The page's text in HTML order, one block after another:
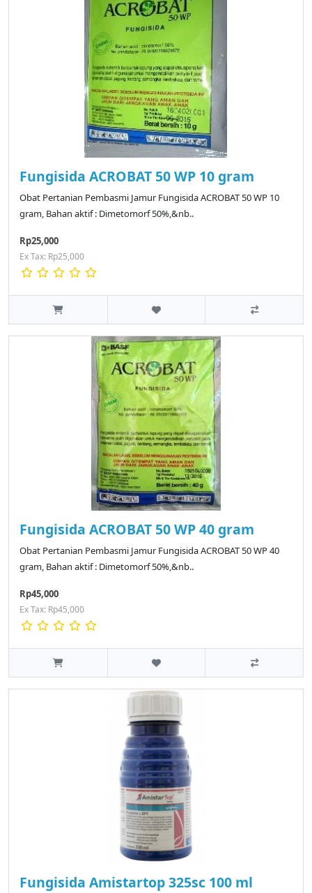
Fungisida ACROBAT 50 WP 10 gram
Obat Pertanian Pembasmi Jamur Fungisida ACROBAT 50 WP 10
gram, Bahan aktif : Dimetomorf 50%,&nb..
Rp25,000
Ex Tax: Rp25,000
Fungisida ACROBAT 50 WP 40 gram
Obat Pertanian Pembasmi Jamur Fungisida ACROBAT 50 WP 40
gram, Bahan aktif : Dimetomorf 50%,&nb..
Rp45,000
Ex Tax: Rp45,000
Fungisida Amistartop 325sc 100 ml